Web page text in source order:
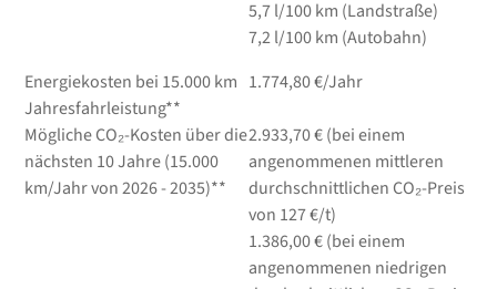
5,7l/100 km (Landstraße)
7,2l/100 km (Autobahn)
Energiekosten bei 15.000 km
Jahresfahrleistung**
1.774,80 €/Jahr
Mögliche CO₂-Kosten über die
nächsten 10 Jahre (15.000
km/Jahr von 2026 - 2035)**
2.933,70 € (bei einem
angenommenen mittleren
durchschnittlichen CO₂-Preis
von 127 €/t)
1.386,00 € (bei einem
angenommenen niedrigen